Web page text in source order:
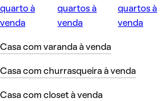
quarto à
venda
quartos à
venda
quartos à
venda
Casa com varanda à venda
Casa com churrasqueira à venda
Casa com closet à venda